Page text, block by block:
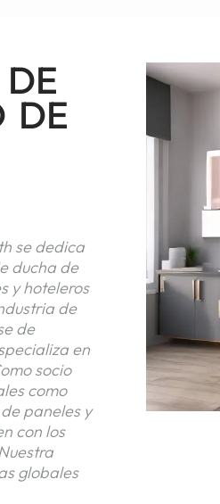
DE
se dedica
ducha de
y hoteleros
de
de
en
socio
como
paneles y
con los
globales